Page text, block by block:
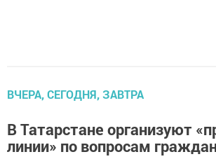
ВЧЕРА, СЕГОДНЯ, ЗАВТРА
В Татарстане организуют
линии» по вопросам